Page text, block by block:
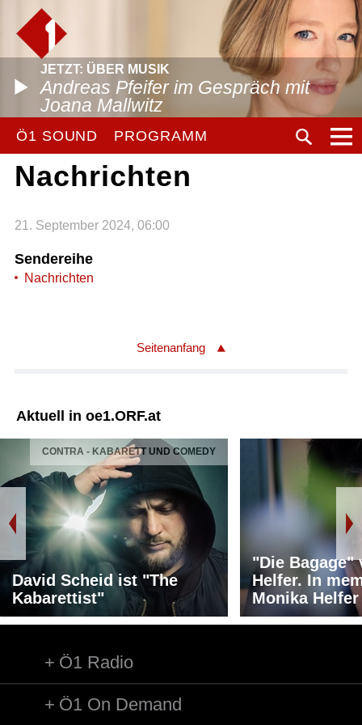
JETZT: ÜBER MUSIK
Andreas Pfeifer im Gespräch mit
Joana Mallwitz
Ö1 SOUND PROGRAMM
Nachrichten
21. September 2024, 06:00
Sendereihe
Nachrichten
Seitenanfang
Aktuell in oe1.ORF.at
CONTRA - KABARETT UND COMEDY
David Scheid ist "The
Kabarettist"
"Die Bagage"
Helfer. In
Monika Helfer
Ö1 Radio
Ö1 On Demand